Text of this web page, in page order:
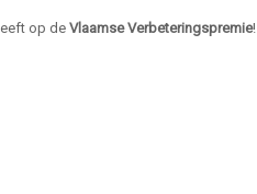
op deVlaamse Verbeteringspremie!